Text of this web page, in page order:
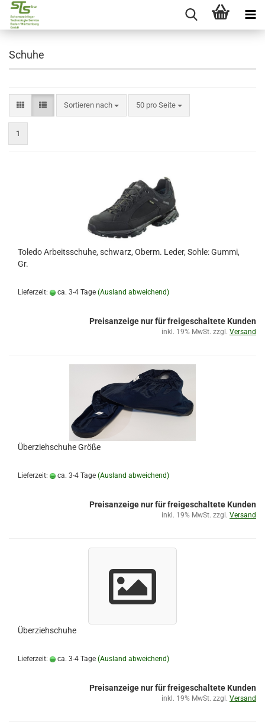
Schuhe
Sortieren nach 50 pro Seite
1
Toledo Arbeitsschuhe, schwarz, Oberm. Leder, Sohle: Gummi,
Gr.
Lieferzeit: ca. 3-4 Tage (Ausland abweichend)
Preisanzeige nur für freigeschaltete Kunden
inkl. 19% MwSt. zzgl. Versand
Überziehschuhe Größe
Lieferzeit: ca. 3-4 Tage (Ausland abweichend)
Preisanzeige nur für freigeschaltete Kunden
inkl. 19% MwSt. zzgl. Versand
Überziehschuhe
Lieferzeit: ca. 3-4 Tage (Ausland abweichend)
Preisanzeige nur für freigeschaltete Kunden
inkl. 19% MwSt. zzgl. Versand